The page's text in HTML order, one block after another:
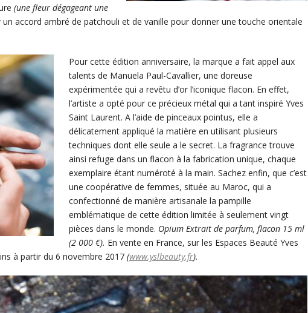
(une fleur dégageant une
accord ambré de patchouli et de vanille pour donner une touche orientale
Pour cette édition anniversaire, la marque a fait appel aux
talents de Manuela Paul-Cavallier, une doreuse
expérimentée qui a revêtu d’or l’iconique flacon. En effet,
l’artiste a opté pour ce précieux métal qui a tant inspiré Yves
Saint Laurent. A l’aide de pinceaux pointus, elle a
délicatement appliqué la matière en utilisant plusieurs
techniques dont elle seule a le secret. La fragrance trouve
ainsi refuge dans un flacon à la fabrication unique, chaque
exemplaire étant numéroté à la main. Sachez enfin, que c’est
une coopérative de femmes, située au Maroc, qui a
confectionné de manière artisanale la pampille
emblématique de cette édition limitée à seulement vingt
pièces dans le monde. Opium Extrait de parfum, flacon 15 ml
(2 000 €). En vente en France, sur les Espaces Beauté Yves
à partir du 6 novembre 2017 (www.yslbeauty.fr).